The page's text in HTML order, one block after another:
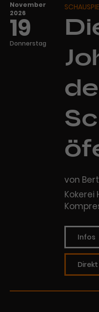
November
2026
19
Donnerstag
von
Kokerei
Infos